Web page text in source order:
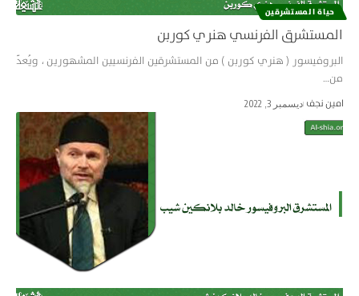
حياة المستشرقین
المستشرق الفرنسي هنري كوربن
البروفيسور ( هنري كوربن ) من المستشرقين الفرنسيين المشهورين ، ويُعدّ
من…
امین نجف ديسمبر 3, 2022